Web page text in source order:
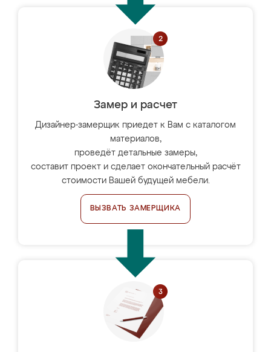
Замер и расчет
Дизайнер-замерщик приедет к Вам с каталогом
материалов,
проведёт детальные замеры,
составит проект и сделает окончательный расчёт
стоимости Вашей будущей мебели.
ВЫЗВАТЬ ЗАМЕРЩИКА